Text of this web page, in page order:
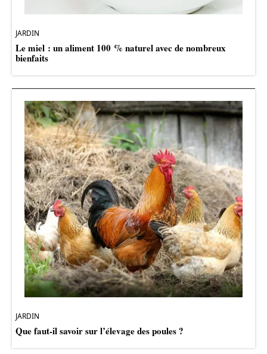
JARDIN
Le miel : un aliment 100 % naturel avec de nombreux
bienfaits
JARDIN
Que faut-il savoir sur l’élevage des poules ?